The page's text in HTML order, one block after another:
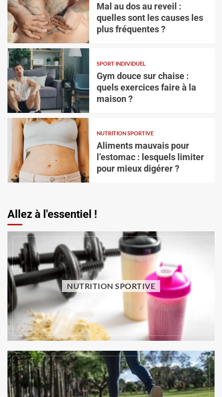
SPORT INDIVIDUEL
Gym douce sur chaise : quels exercices faire à
la maison ?
Vincent Trello 3 août 2026
NUTRITION SPORTIVE
Aliments mauvais pour l’estomac : lesquels
limiter pour mieux digérer ?
Vincent Trello 31 juillet 2026
Mal au dos au reveil :
quelles sont les causes les
plus fréquentes ?
SPORT INDIVIDUEL
Gym douce sur chaise :
quels exercices faire à la
maison ?
NUTRITION SPORTIVE
Aliments mauvais pour
l’estomac : lesquels limiter
pour mieux digérer ?
Allez à l'essentiel !
NUTRITION SPORTIVE